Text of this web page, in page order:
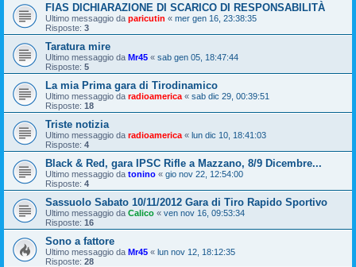
FIAS DICHIARAZIONE DI SCARICO DI RESPONSABILITÀ
Ultimo messaggio da paricutin « mer gen 16, 23:38:35
Risposte: 3
Taratura mire
Ultimo messaggio da Mr45 « sab gen 05, 18:47:44
Risposte: 5
La mia Prima gara di Tirodinamico
Ultimo messaggio da radioamerica « sab dic 29, 00:39:51
Risposte: 18
Triste notizia
Ultimo messaggio da radioamerica « lun dic 10, 18:41:03
Risposte: 4
Black & Red, gara IPSC Rifle a Mazzano, 8/9 Dicembre...
Ultimo messaggio da tonino « gio nov 22, 12:54:00
Risposte: 4
Sassuolo Sabato 10/11/2012 Gara di Tiro Rapido Sportivo
Ultimo messaggio da Calico « ven nov 16, 09:53:34
Risposte: 16
Sono a fattore
Ultimo messaggio da Mr45 « lun nov 12, 18:12:35
Risposte: 28